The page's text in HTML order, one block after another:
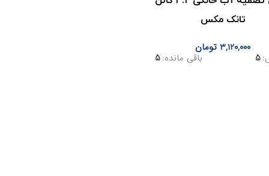
تانک مکس
3,120,000 تومان
5 باقی مانده:5